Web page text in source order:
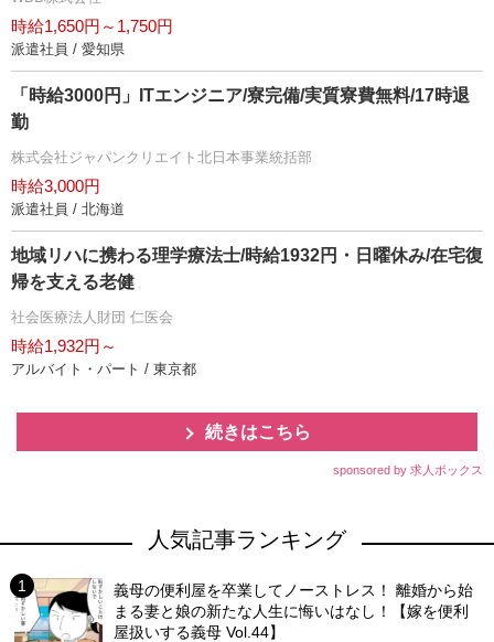
時給1,650円～1,750円
派遣社員 / 愛知県
「時給3000円」ITエンジニア/寮完備/実質寮費無料/17時退
勤
株式会社ジャパンクリエイト北日本事業統括部
時給3,000円
派遣社員 / 北海道
地域リハに携わる理学療法士/時給1932円・日曜休み/在宅復
帰を支える老健
社会医療法人財団 仁医会
時給1,932円～
アルバイト・パート / 東京都
続きはこちら
sponsored by 求人ボックス
人気記事ランキング
義母の便利屋を卒業してノーストレス！ 離婚から始
まる妻と娘の新たな人生に悔いはなし！【嫁を便利
屋扱いする義母 Vol.44】